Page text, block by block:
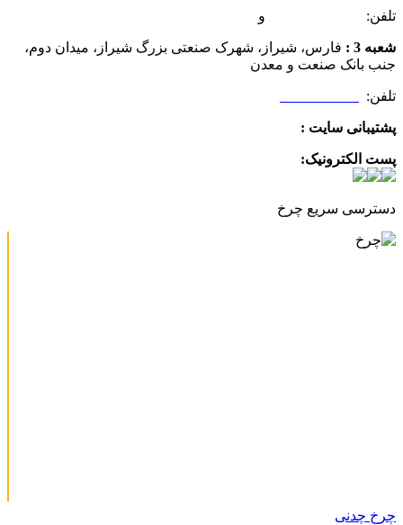
تلفن: و
شعبه 3 :
فارس، شیراز، شهرک صنعتی بزرگ شیراز، میدان دوم،
جنب بانک صنعت و معدن
تلفن:
پشتیبانی سایت :
پست الکترونیک:
دسترسی سریع چرخ
چرخ چدنی